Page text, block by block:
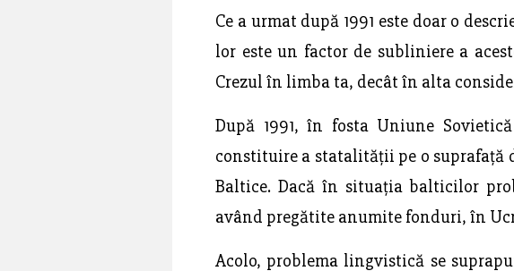
Ce a urmat după 1991 este doar o
lor este un factor de subliniere a
Crezul în limba ta, decât în alta
După 1991, în fosta Uniune
constituire a statalității pe o suprafață
Baltice. Dacă în situația balticilor
având pregătite anumite fonduri, în
Acolo, problema lingvistică se